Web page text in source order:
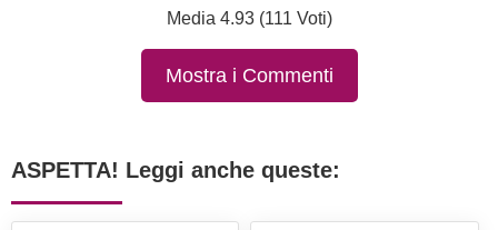
Media 4.93 (111 Voti)
Mostra i Commenti
ASPETTA! Leggi anche queste: